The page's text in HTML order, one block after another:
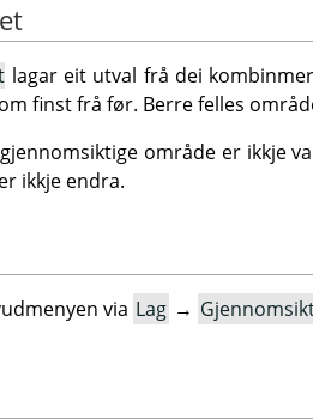
lagar eit utval frå dei
finst frå før. Berre felles
område er ikkje
ikkje endra.
via Lag →